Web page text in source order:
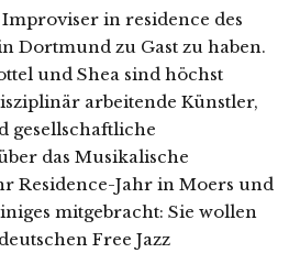
in residence des
Dortmund zu Gast zu haben.
und Shea sind höchst
arbeitende Künstler,
gesellschaftliche
das Musikalische
Residence-Jahr in Moers und
mitgebracht: Sie wollen
Free Jazz